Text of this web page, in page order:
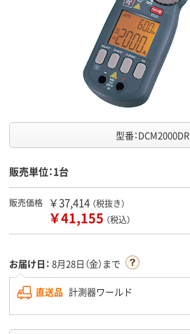
型番：DCM2000DR
販売単位：1台
販売価格 ￥37,414 （税抜き）
￥41,155 （税込）
お届け日： 8月28日（金）まで
直送品 計測器ワールド